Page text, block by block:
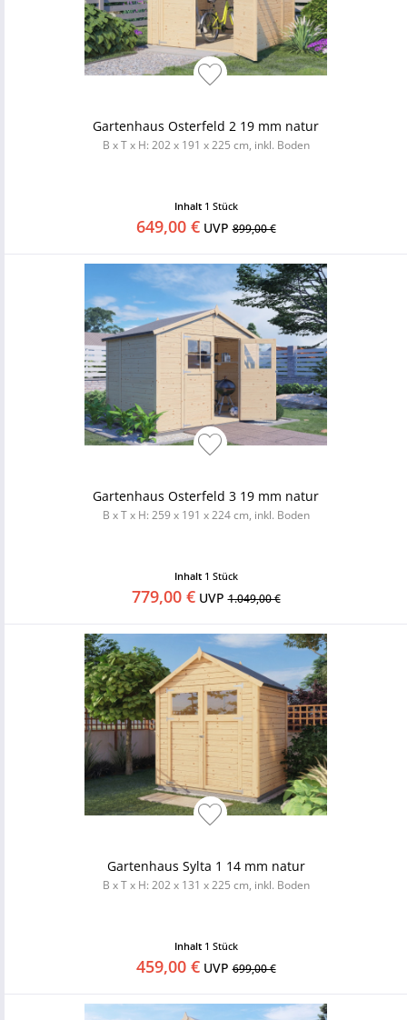
Gartenhaus Osterfeld 2 19 mm natur
B x T x H: 202 x 191 x 225 cm, inkl. Boden
Inhalt 1 Stück
649,00 €UVP899,00 €
Gartenhaus Osterfeld 3 19 mm natur
B x T x H: 259 x 191 x 224 cm, inkl. Boden
Inhalt 1 Stück
779,00 €UVP1.049,00 €
Gartenhaus Sylta 1 14 mm natur
B x T x H: 202 x 131 x 225 cm, inkl. Boden
Inhalt 1 Stück
459,00 €UVP699,00 €